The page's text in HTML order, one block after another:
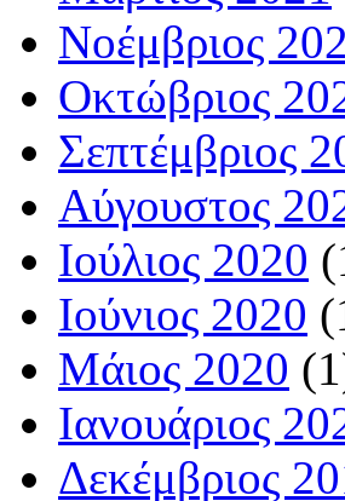
Νοέμβριος
Οκτώβριος
Σεπτέμβριος
Αύγουστος
Ιούλιος 2020
Ιούνιος 2020
Μάιος 2020
Ιανουάριος
Δεκέμβριος